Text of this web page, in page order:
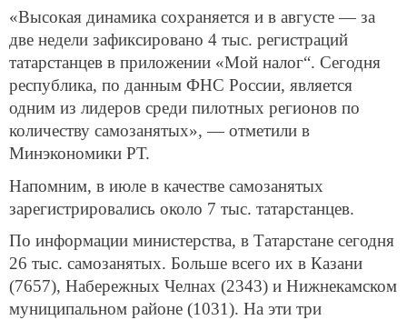
«Высокая динамика сохраняется и в августе — за
две недели зафиксировано 4 тыс. регистраций
татарстанцев в приложении «Мой налог“. Сегодня
республика, по данным ФНС России, является
одним из лидеров среди пилотных регионов по
количеству самозанятых», — отметили в
Минэкономики РТ.
Напомним, в июле в качестве самозанятых
зарегистрировались около 7 тыс. татарстанцев.
По информации министерства, в Татарстане сегодня
26 тыс. самозанятых. Больше всего их в Казани
(7657), Набережных Челнах (2343) и Нижнекамском
муниципальном районе (1031). На эти три